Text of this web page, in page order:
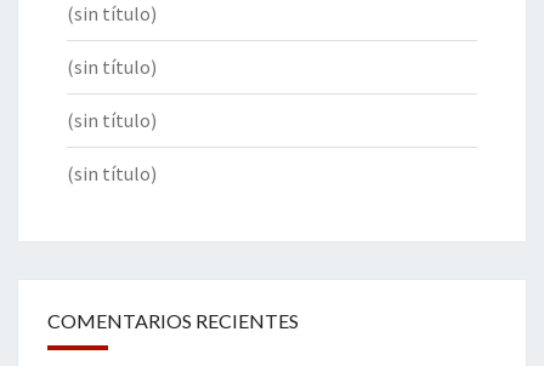
(sin título)
(sin título)
(sin título)
(sin título)
COMENTARIOS RECIENTES